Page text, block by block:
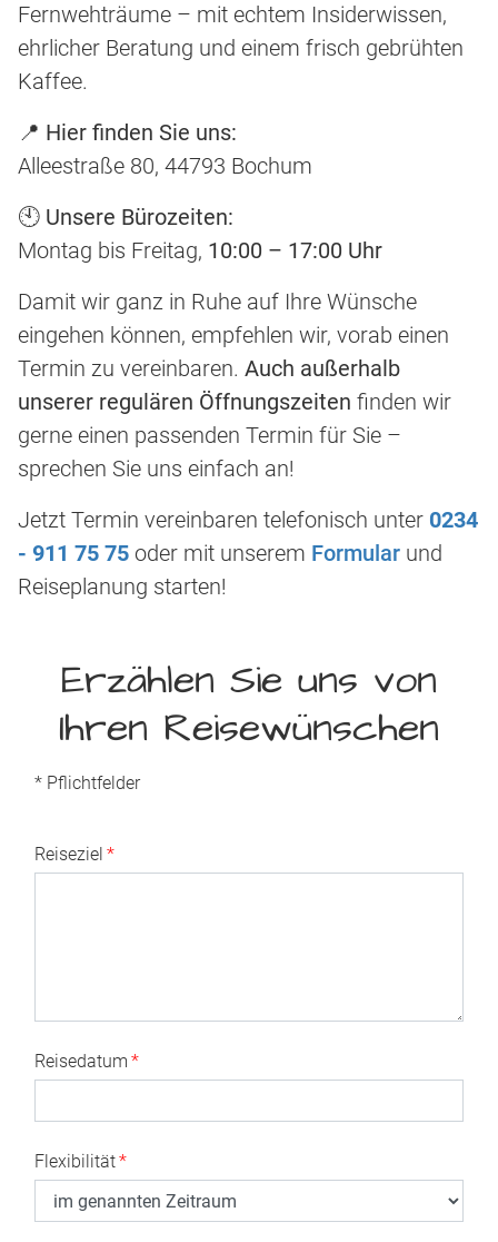
Fernwehträume – mit echtem Insiderwissen,
ehrlicher Beratung und einem frisch gebrühten
Kaffee.
📍 Hier finden Sie uns:
Alleestraße 80, 44793 Bochum
🕙 Unsere Bürozeiten:
Montag bis Freitag, 10:00 – 17:00 Uhr
Damit wir ganz in Ruhe auf Ihre Wünsche
eingehen können, empfehlen wir, vorab einen
Termin zu vereinbaren. Auch außerhalb
unserer regulären Öffnungszeiten finden wir
gerne einen passenden Termin für Sie –
sprechen Sie uns einfach an!
Jetzt Termin vereinbaren telefonisch unter 0234
- 911 75 75 oder mit unserem Formular und
Reiseplanung starten!
Erzählen Sie uns von
Ihren Reisewünschen
* Pflichtfelder
Reiseziel *
Reisedatum *
Flexibilität*